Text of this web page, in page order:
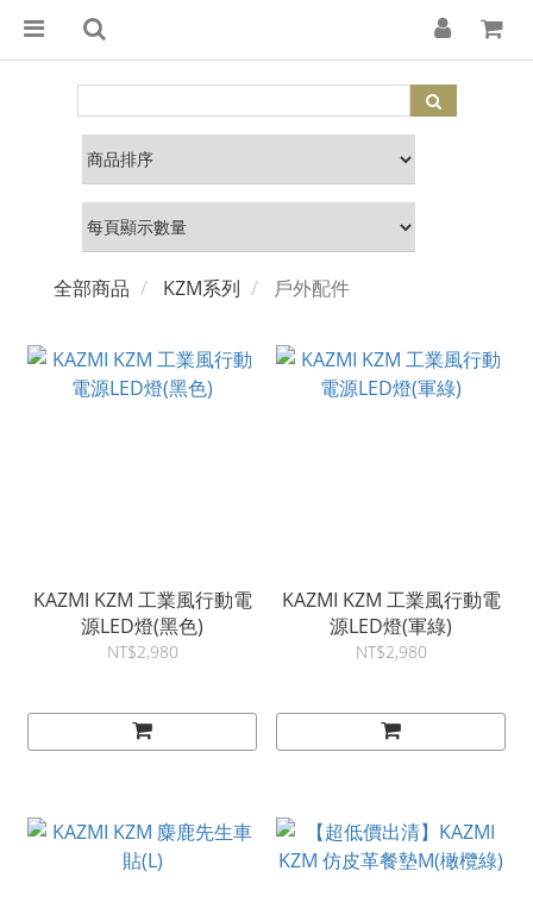
全部商品 KZM系列 戶外配件
KAZMI KZM 工業風行動電
源LED燈(黑色)
NT$2,980
KAZMI KZM 工業風行動電
源LED燈(軍綠)
NT$2,980